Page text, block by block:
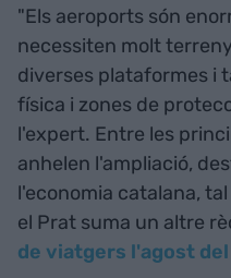
"Els aeroports són
necessiten molt
diverses plataformes i
física i zones de
l'expert. Entre les
anhelen l'ampliació,
l'economia catalana,
el Prat suma un altre
de viatgers l'agost del